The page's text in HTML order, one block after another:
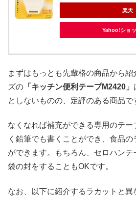
楽天
Yahoo!ショ
まずはもっとも先輩格の商品から
ズの 「キッチン便利テープM2420」
としないものの、定評のある商品で
なくなれば補充ができる専用のテ
く鉛筆でも書くことができ、食品
ができます。もちろん、セロハン
袋の封をすることもOKです。
なお、以下に紹介するラカットと異